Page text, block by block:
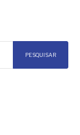
PESQUISAR